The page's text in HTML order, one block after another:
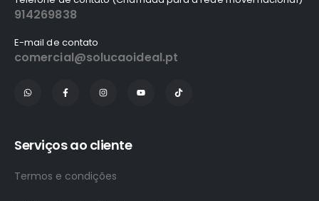
914269838
E-mail de contato
comercial@solucaoideal.pt
Serviços ao cliente
Termos e condições